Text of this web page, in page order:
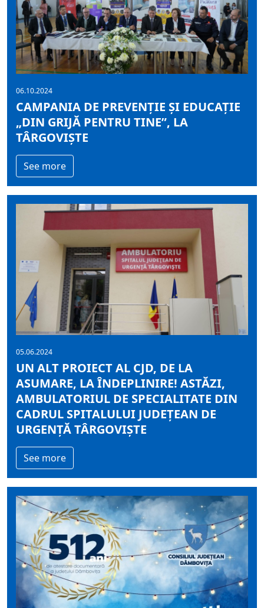
06.10.2024
CAMPANIA DE PREVENȚIE ȘI EDUCAȚIE
„DIN GRIJĂ PENTRU TINE”, LA
TÂRGOVIȘTE
See more
05.06.2024
UN ALT PROIECT AL CJD, DE LA
ASUMARE, LA ÎNDEPLINIRE! ASTĂZI,
AMBULATORIUL DE SPECIALITATE DIN
CADRUL SPITALULUI JUDEȚEAN DE
URGENȚĂ TÂRGOVIȘTE
See more